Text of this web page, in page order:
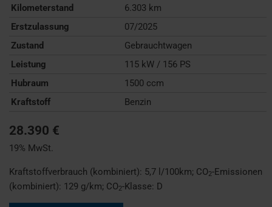
Kilometerstand
6.303 km
Erstzulassung
07/2025
Zustand
Gebrauchtwagen
Leistung
115 kW / 156 PS
Hubraum
1500 ccm
Kraftstoff
Benzin
28.390 €
19% MwSt.
Kraftstoffverbrauch (kombiniert): 5,7 l/100km; CO2-Emissionen
(kombiniert): 129 g/km; CO2-Klasse: D